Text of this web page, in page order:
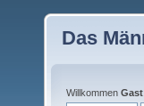
Das
Willkommen Gast